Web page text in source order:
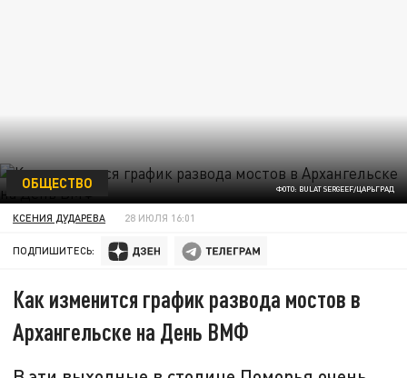
ФОТО: BULAT SERGEEF/ЦАРЬГРАД
ОБЩЕСТВО
КСЕНИЯ ДУДАРЕВА 28 ИЮЛЯ 16:01
ПОДПИШИТЕСЬ:
Как изменится график развода мостов в
Архангельске на День ВМФ